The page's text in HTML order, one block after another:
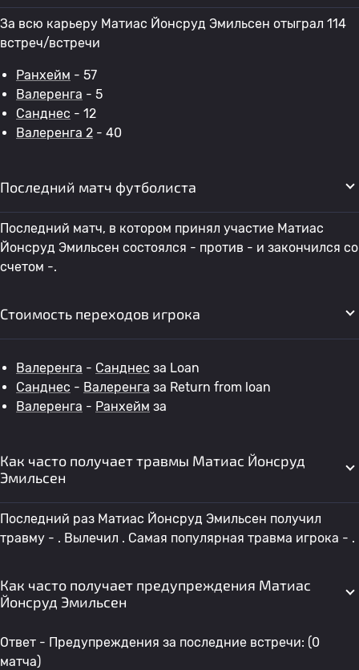
За всю карьеру Матиас Йонсруд Эмильсен отыграл 114
встреч/встречи
Ранхейм - 57
Валеренга - 5
Санднес - 12
Валеренга 2 - 40
Последний матч футболиста
Последний матч, в котором принял участие Матиас
Йонсруд Эмильсен состоялся - против - и закончился со
счетом -.
Стоимость переходов игрока
Валеренга - Санднес за Loan
Санднес - Валеренга за Return from loan
Валеренга - Ранхейм за
Как часто получает травмы Матиас Йонсруд
Эмильсен
Последний раз Матиас Йонсруд Эмильсен получил
травму - . Вылечил . Самая популярная травма игрока - .
Как часто получает предупреждения Матиас
Йонсруд Эмильсен
Ответ - Предупреждения за последние встречи: (0
матча)